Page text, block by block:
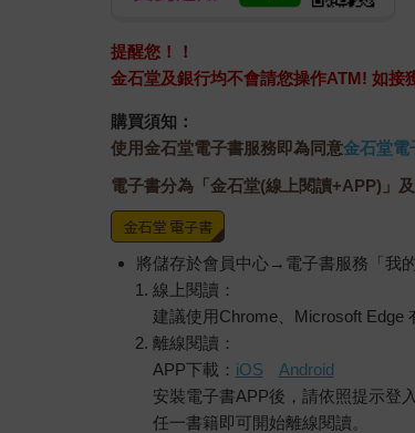
提醒您！！
金石堂及銀行均不會請您操作ATM! 如接
購買須知：
使用金石堂電子書服務即為同意金石堂電
電子書分為「金石堂(線上閱讀+APP)」
將儲存於會員中心→電子書服務「我
線上閱讀：
建議使用Chrome、Microsoft Edge
離線閱讀：
APP下載： iOS
Android
安裝電子書APP後，請依照提示登
任一書籍即可開始離線閱讀。